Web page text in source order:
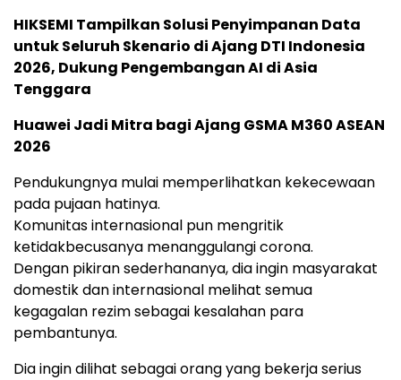
HIKSEMI Tampilkan Solusi Penyimpanan Data
untuk Seluruh Skenario di Ajang DTI Indonesia
2026, Dukung Pengembangan AI di Asia
Tenggara
Huawei Jadi Mitra bagi Ajang GSMA M360 ASEAN
2026
Pendukungnya mulai memperlihatkan kekecewaan
pada pujaan hatinya.
Komunitas internasional pun mengritik
ketidakbecusanya menanggulangi corona.
Dengan pikiran sederhananya, dia ingin masyarakat
domestik dan internasional melihat semua
kegagalan rezim sebagai kesalahan para
pembantunya.
Dia ingin dilihat sebagai orang yang bekerja serius